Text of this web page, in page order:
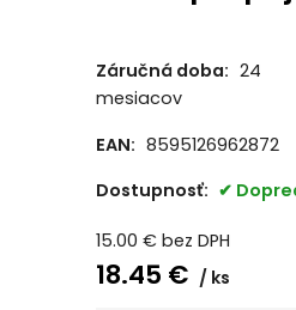
Záručná doba: 24
mesiacov
EAN: 8595126962872
Dostupnosť:
15.00 € bez DPH
18.45 € ks